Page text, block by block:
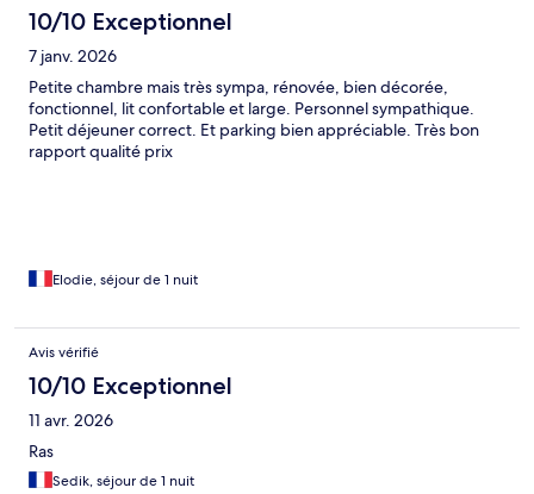
10/10 Exceptionnel
7 janv. 2026
Petite chambre mais très sympa, rénovée, bien décorée,
fonctionnel, lit confortable et large. Personnel sympathique.
Petit déjeuner correct. Et parking bien appréciable. Très bon
rapport qualité prix
Elodie, séjour de 1 nuit
Avis vérifié
10/10 Exceptionnel
11 avr. 2026
Ras
Sedik, séjour de 1 nuit